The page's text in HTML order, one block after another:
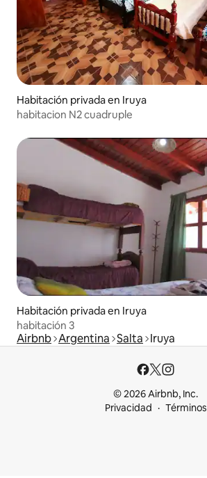
Habitación privada en Iruya
habitacion N2 cuadruple
Habitación privada en Iruya
habitación 3
Airbnb Argentina Salta Iruya
© 2026 Airbnb, Inc.
Privacidad
Términos